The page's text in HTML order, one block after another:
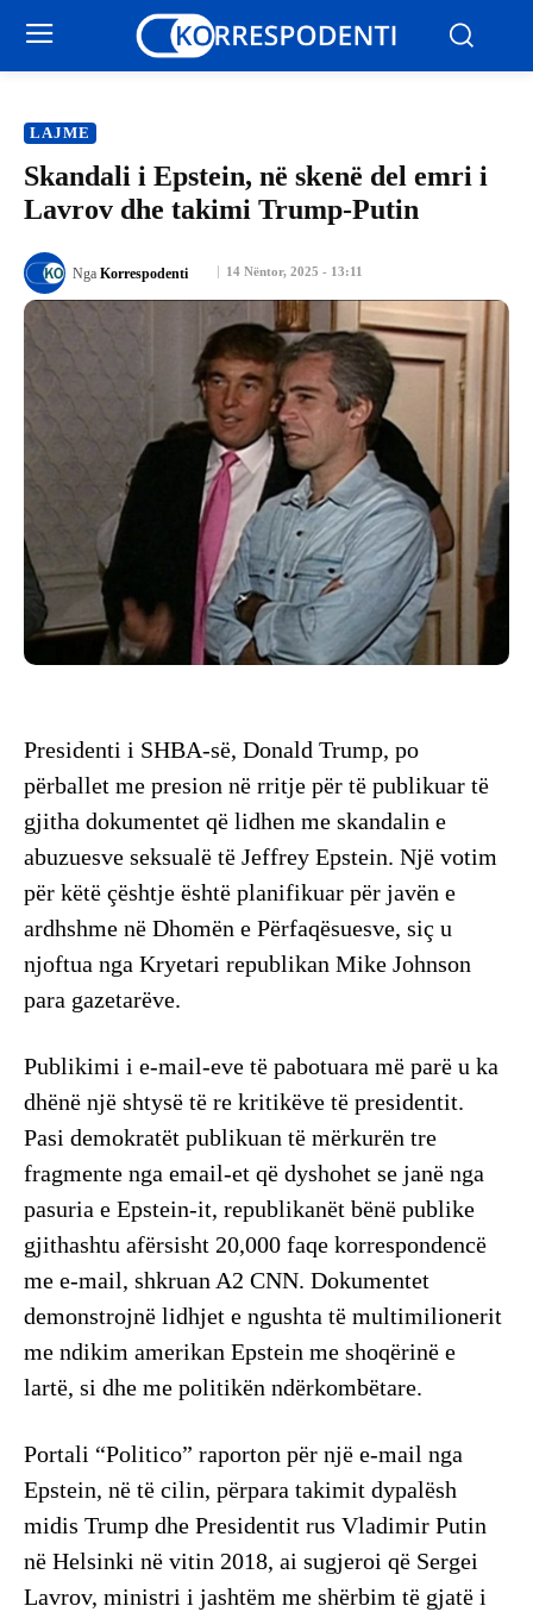
LAJME
Skandali i Epstein, në skenë del emri i
Lavrov dhe takimi Trump-Putin
14 Nëntor, 2025 - 13:11
Nga Korrespodenti
Presidenti i SHBA-së, Donald Trump, po
përballet me presion në rritje për të publikuar të
gjitha dokumentet që lidhen me skandalin e
abuzuesve seksualë të Jeffrey Epstein. Një votim
për këtë çështje është planifikuar për javën e
ardhshme në Dhomën e Përfaqësuesve, siç u
njoftua nga Kryetari republikan Mike Johnson
para gazetarëve.
Publikimi i e-mail-eve të pabotuara më parë u ka
dhënë një shtysë të re kritikëve të presidentit.
Pasi demokratët publikuan të mërkurën tre
fragmente nga email-et që dyshohet se janë nga
pasuria e Epstein-it, republikanët bënë publike
gjithashtu afërsisht 20,000 faqe korrespondencë
me e-mail, shkruan A2 CNN. Dokumentet
demonstrojnë lidhjet e ngushta të multimilionerit
me ndikim amerikan Epstein me shoqërinë e
lartë, si dhe me politikën ndërkombëtare.
Portali “Politico” raporton për një e-mail nga
Epstein, në të cilin, përpara takimit dypalësh
midis Trump dhe Presidentit rus Vladimir Putin
në Helsinki në vitin 2018, ai sugjeroi që Sergei
Lavrov, ministri i jashtëm me shërbim të gjatë i